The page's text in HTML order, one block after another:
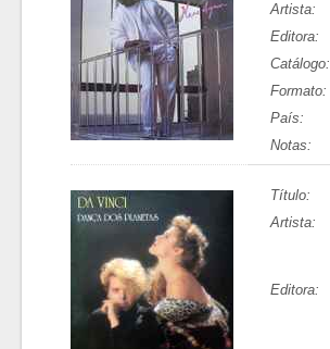
Artista:
Editora:
Catálogo:
Formato:
País:
Notas:
Título:
Artista:
Editora: